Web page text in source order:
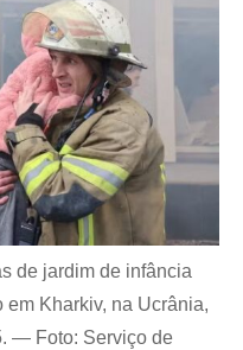
de jardim de infância
Kharkiv, na Ucrânia,
— Foto: Serviço de